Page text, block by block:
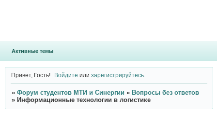
Активные темы
Привет, Гость! Войдите илизарегистрируйтесь
» Форум студентов МТИ и Синергии » Вопросы без ответов
» Информационные технологии в логистике